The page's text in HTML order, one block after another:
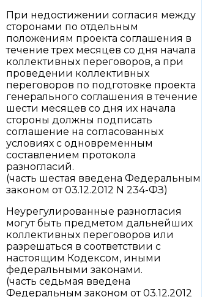
При недостижении согласия между
сторонами по отдельным
положениям проекта соглашения в
течение трех месяцев со дня начала
коллективных переговоров, а при
проведении коллективных
переговоров по подготовке проекта
генерального соглашения в течение
шести месяцев со дня их начала
стороны должны подписать
соглашение на согласованных
условиях с одновременным
составлением протокола
разногласий.
(часть шестая введена Федеральным
законом от 03.12.2012 N 234-ФЗ)
Неурегулированные разногласия
могут быть предметом дальнейших
коллективных переговоров или
разрешаться в соответствии с
настоящим Кодексом, иными
федеральными законами.
(часть седьмая введена
Федеральным законом от 03.12.2012